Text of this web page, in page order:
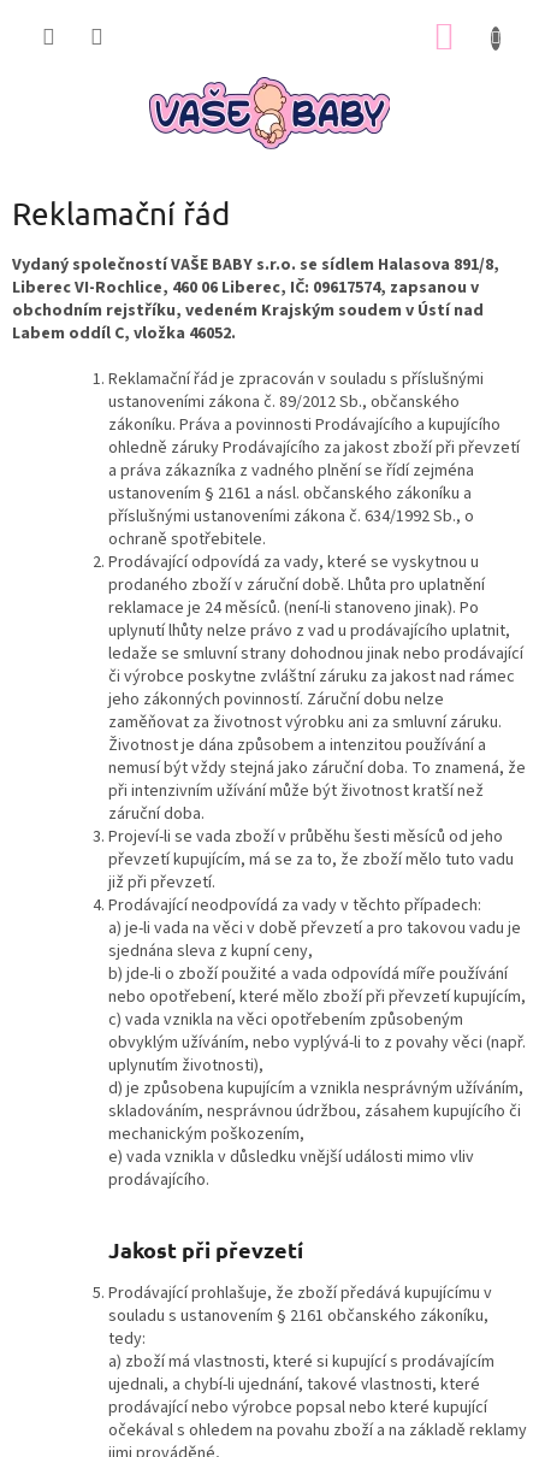
Reklamační řád
Vydaný společností VAŠE BABY s.r.o. se sídlem Halasova 891/8,
Liberec VI-Rochlice, 460 06 Liberec, IČ: 09617574, zapsanou v
obchodním rejstříku, vedeném Krajským soudem v Ústí nad
Labem oddíl C, vložka 46052.
Reklamační řád je zpracován v souladu s příslušnými
ustanoveními zákona č. 89/2012 Sb., občanského
zákoníku. Práva a povinnosti Prodávajícího a kupujícího
ohledně záruky Prodávajícího za jakost zboží při převzetí
a práva zákazníka z vadného plnění se řídí zejména
ustanovením § 2161 a násl. občanského zákoníku a
příslušnými ustanoveními zákona č. 634/1992 Sb., o
ochraně spotřebitele.
Prodávající odpovídá za vady, které se vyskytnou u
prodaného zboží v záruční době. Lhůta pro uplatnění
reklamace je 24 měsíců. (není-li stanoveno jinak). Po
uplynutí lhůty nelze právo z vad u prodávajícího uplatnit,
ledaže se smluvní strany dohodnou jinak nebo prodávající
či výrobce poskytne zvláštní záruku za jakost nad rámec
jeho zákonných povinností. Záruční dobu nelze
zaměňovat za životnost výrobku ani za smluvní záruku.
Životnost je dána způsobem a intenzitou používání a
nemusí být vždy stejná jako záruční doba. To znamená, že
při intenzivním užívání může být životnost kratší než
záruční doba.
Projeví-li se vada zboží v průběhu šesti měsíců od jeho
převzetí kupujícím, má se za to, že zboží mělo tuto vadu
již při převzetí.
Prodávající neodpovídá za vady v těchto případech:
a) je-li vada na věci v době převzetí a pro takovou vadu je
sjednána sleva z kupní ceny,
b) jde-li o zboží použité a vada odpovídá míře používání
nebo opotřebení, které mělo zboží při převzetí kupujícím,
c) vada vznikla na věci opotřebením způsobeným
obvyklým užíváním, nebo vyplývá-li to z povahy věci (např.
uplynutím životnosti),
d) je způsobena kupujícím a vznikla nesprávným užíváním,
skladováním, nesprávnou údržbou, zásahem kupujícího či
mechanickým poškozením,
e) vada vznikla v důsledku vnější události mimo vliv
prodávajícího.
Jakost při převzetí
Prodávající prohlašuje, že zboží předává kupujícímu v
souladu s ustanovením § 2161 občanského zákoníku,
tedy:
a) zboží má vlastnosti, které si kupující s prodávajícím
ujednali, a chybí-li ujednání, takové vlastnosti, které
prodávající nebo výrobce popsal nebo které kupující
očekával s ohledem na povahu zboží a na základě reklamy